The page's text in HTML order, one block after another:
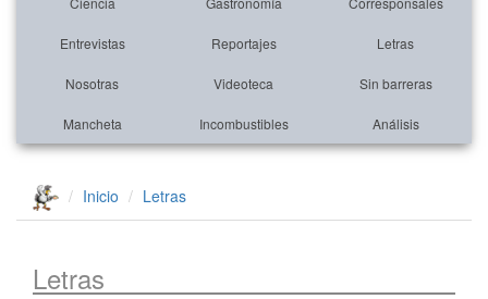
Entrevistas Reportajes Letras
Nosotras Videoteca Sin barreras
Mancheta Incombustibles Análisis
Inicio Letras
Letras